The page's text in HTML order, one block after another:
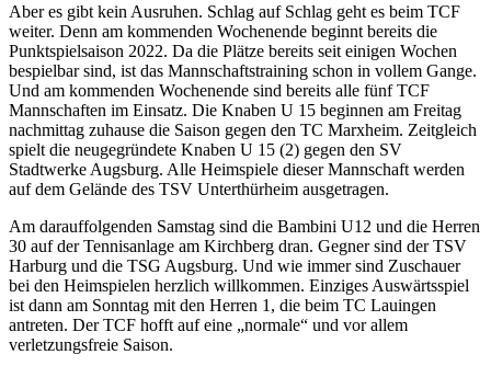
Aber es gibt kein Ausruhen. Schlag auf Schlag geht es beim TCF
weiter. Denn am kommenden Wochenende beginnt bereits die
Punktspielsaison 2022. Da die Plätze bereits seit einigen Wochen
bespielbar sind, ist das Mannschaftstraining schon in vollem Gange.
Und am kommenden Wochenende sind bereits alle fünf TCF
Mannschaften im Einsatz. Die Knaben U 15 beginnen am Freitag
nachmittag zuhause die Saison gegen den TC Marxheim. Zeitgleich
spielt die neugegründete Knaben U 15 (2) gegen den SV
Stadtwerke Augsburg. Alle Heimspiele dieser Mannschaft werden
auf dem Gelände des TSV Unterthürheim ausgetragen.
Am darauffolgenden Samstag sind die Bambini U12 und die Herren
30 auf der Tennisanlage am Kirchberg dran. Gegner sind der TSV
Harburg und die TSG Augsburg. Und wie immer sind Zuschauer
bei den Heimspielen herzlich willkommen. Einziges Auswärtsspiel
ist dann am Sonntag mit den Herren 1, die beim TC Lauingen
antreten. Der TCF hofft auf eine „normale“ und vor allem
verletzungsfreie Saison.